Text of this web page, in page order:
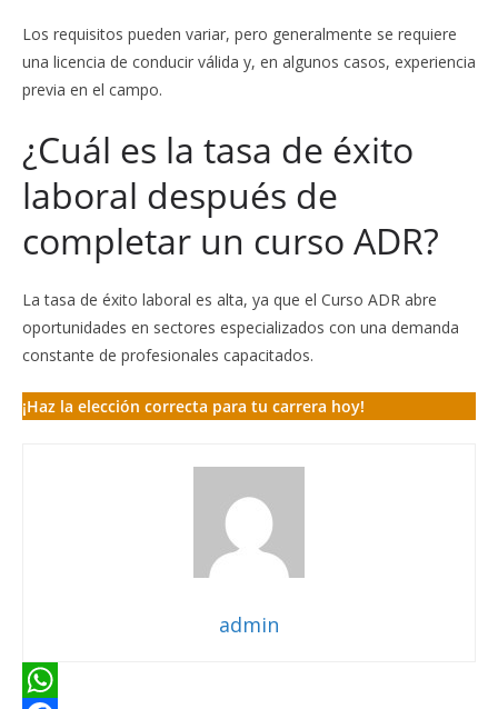
Los requisitos pueden variar, pero generalmente se requiere
una licencia de conducir válida y, en algunos casos, experiencia
previa en el campo.
¿Cuál es la tasa de éxito
laboral después de
completar un curso ADR?
La tasa de éxito laboral es alta, ya que el Curso ADR abre
oportunidades en sectores especializados con una demanda
constante de profesionales capacitados.
¡Haz la elección correcta para tu carrera hoy!
admin